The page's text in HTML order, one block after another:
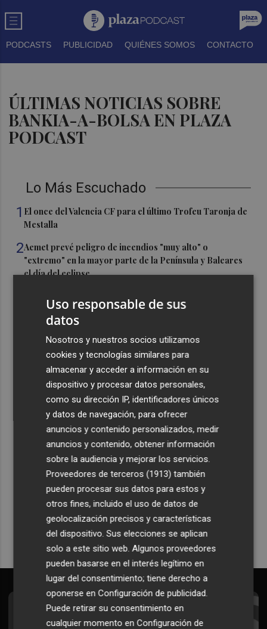
PODCASTS PUBLICIDAD QUIÉNES SOMOS CONTACTO
ÚLTIMAS NOTICIAS SOBRE
BANKIA-A-BOLSA EN PLAZA
PODCAST
Lo Más Escuchado
1 El once del Valencia CF para el último Trofeu Taronja de
Mestalla
2Aemet prevé peligro de incendios "muy alto" o
"extremo" en la mayor parte de la Península y Baleares
el día del eclipse
queremos ver en la Liga”
movilizan en Moratalla por un incendio forestal
Jorge Martín suma su tercera victoria 'sprint' del año y
es más líder
Recibe toda la actualidad de
Plaza Podcast en tu correo
Quiero suscribirme
Suscríbete al Boletín
Uso responsable de sus
datos
Nosotros y nuestros socios utilizamos
cookies y tecnologías similares para
almacenar y acceder a información en su
dispositivo y procesar datos personales,
como su dirección IP, identificadores únicos
y datos de navegación, para ofrecer
anuncios y contenido personalizados, medir
anuncios y contenido, obtener información
sobre la audiencia y mejorar los servicios.
Proveedores de terceros (1913) también
pueden procesar sus datos para estos y
otros fines, incluido el uso de datos de
geolocalización precisos y características
del dispositivo. Sus elecciones se aplican
solo a este sitio web. Algunos proveedores
pueden basarse en el interés legítimo en
lugar del consentimiento; tiene derecho a
oponerse enConfiguración de publicidad.
Puede retirar su consentimiento en
cualquier momento enConfiguración de